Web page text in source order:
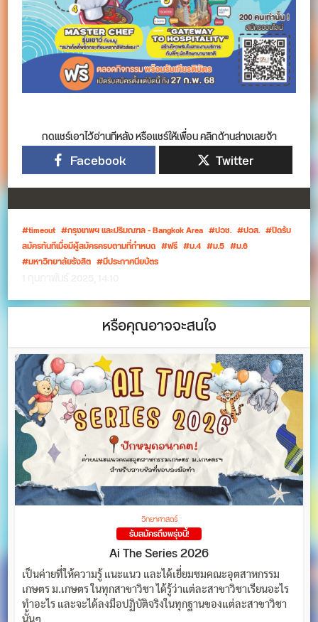
กดแชร์เอาไว้อ่านทีหลัง หรือแชร์ให้เพื่อน คลิกด้านล่างเลยจ้า
Facebook Twitter
timeout กรุงเทพฯ และปริมณฑล - Bangkok Area ปวช. ปวส.
ปิดรับ
สมัครทันทีเมื่อมีผู้สมัครครบตามที่กำหนด
ฟรี ม.4 ม.5
ม.6
มหาวิทยาลัยรังสิต
มีประกาศนียบัตร
หรือคุณอาจจะสนใจ
วิทยาศาสตร์
รับสมัครถึงพรุ่งนี้!
Ai The Series 2026
เป็นค่ายที่ให้ความรู้ แนะแนว และได้เยี่ยมชมคณะอุตสาหกรรม
เกษตร ม.เกษตร ในทุกสาขาวิชา ได้รู้ว่าแต่ละสาขาวิชาเรียนอะไร
ทำอะไร และจะได้ลงมือปฏิบัติจริงในทุกฐานของแต่ละสาขาวิชา
นั้นๆ